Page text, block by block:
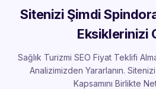
Sitenizi Şimdi
Eksiklerinizi
Sağlık Turizmi SEO Fiyat Teklifi
Analizimizden Yararlanın.
Kapsamını Birlikte